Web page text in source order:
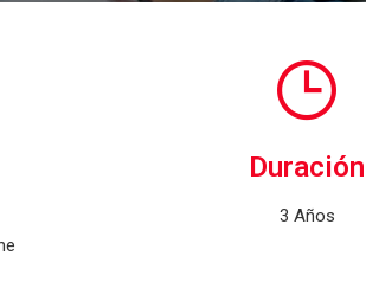
Duración
3 Años